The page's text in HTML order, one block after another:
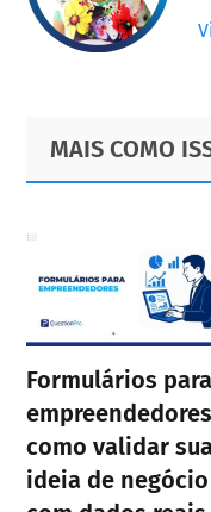
Primary
Sidebar
Footer
MAIS COMO
Formulários para
como validar
ideia de negócio